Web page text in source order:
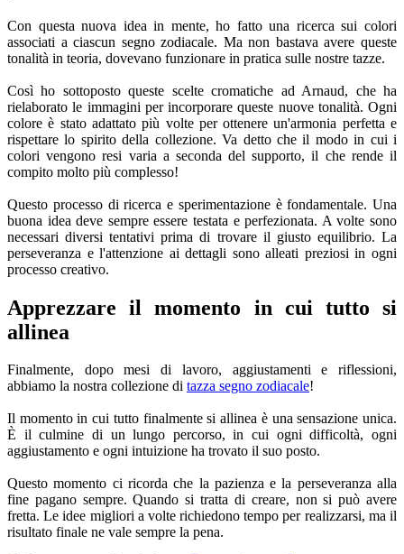
Con questa nuova idea in mente, ho fatto una ricerca sui colori
associati a ciascun segno zodiacale. Ma non bastava avere queste
tonalità in teoria, dovevano funzionare in pratica sulle nostre tazze.
Così ho sottoposto queste scelte cromatiche ad Arnaud, che ha
rielaborato le immagini per incorporare queste nuove tonalità. Ogni
colore è stato adattato più volte per ottenere un'armonia perfetta e
rispettare lo spirito della collezione. Va detto che il modo in cui i
colori vengono resi varia a seconda del supporto, il che rende il
compito molto più complesso!
Questo processo di ricerca e sperimentazione è fondamentale. Una
buona idea deve sempre essere testata e perfezionata. A volte sono
necessari diversi tentativi prima di trovare il giusto equilibrio. La
perseveranza e l'attenzione ai dettagli sono alleati preziosi in ogni
processo creativo.
Apprezzare il momento in cui tutto si
allinea
Finalmente, dopo mesi di lavoro, aggiustamenti e riflessioni,
abbiamo la nostra collezione di tazza segno zodiacale!
Il momento in cui tutto finalmente si allinea è una sensazione unica.
È il culmine di un lungo percorso, in cui ogni difficoltà, ogni
aggiustamento e ogni intuizione ha trovato il suo posto.
Questo momento ci ricorda che la pazienza e la perseveranza alla
fine pagano sempre. Quando si tratta di creare, non si può avere
fretta. Le idee migliori a volte richiedono tempo per realizzarsi, ma il
risultato finale ne vale sempre la pena.